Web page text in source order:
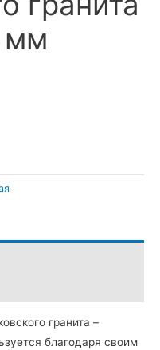
мм
гранита –
благодаря своим